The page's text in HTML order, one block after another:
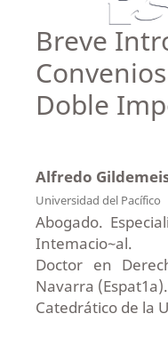
Breve
Doble
Alfredo
Universidad del Pacífico
Abogado.
Intemacio~al.
Doctor en
Navarra (Espat1a).
Catedrático de la